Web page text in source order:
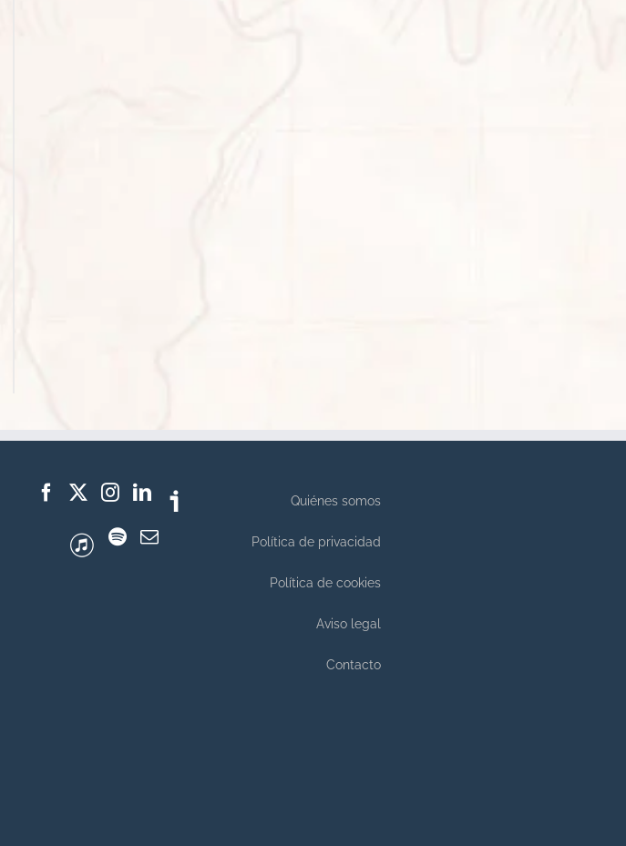
Quiénes somos
Política de privacidad
Política de cookies
Aviso legal
Contacto